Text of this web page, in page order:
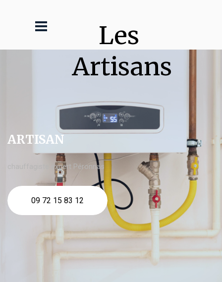
Les
Artisans
ARTISAN
chauffagiste expert Péronnas
09 72 15 83 12